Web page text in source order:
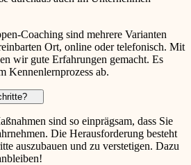
Coaching sind mehrere Varianten
Ort, online oder telefonisch. Mit
wir gute Erfahrungen gemacht. Es
Kennenlernprozess ab.
sind so einprägsam, dass Sie
Die Herausforderung besteht
auszubauen und zu verstetigen. Dazu